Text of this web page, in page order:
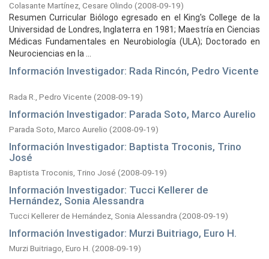
Colasante Martínez, Cesare Olindo (2008-09-19)
Resumen Curricular Biólogo egresado en el King's College de la
Universidad de Londres, Inglaterra en 1981; Maestría en Ciencias
Médicas Fundamentales en Neurobiología (ULA); Doctorado en
Neurociencias en la ...
Información Investigador: Rada Rincón, Pedro Vicente
Rada R., Pedro Vicente (2008-09-19)
Información Investigador: Parada Soto, Marco Aurelio
Parada Soto, Marco Aurelio (2008-09-19)
Información Investigador: Baptista Troconis, Trino
José
Baptista Troconis, Trino José (2008-09-19)
Información Investigador: Tucci Kellerer de
Hernández, Sonia Alessandra
Tucci Kellerer de Hernández, Sonia Alessandra (2008-09-19)
Información Investigador: Murzi Buitriago, Euro H.
Murzi Buitriago, Euro H. (2008-09-19)